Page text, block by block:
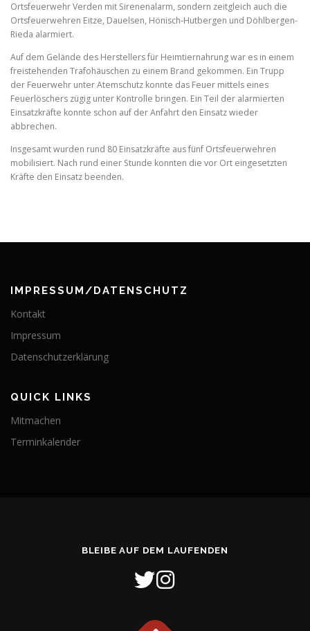
Ortsfeuerwehr Verden mit Sirenenalarm, sondern zeitgleich auch die
Ortsfeuerwehren Eitze, Dauelsen, Hönisch-Hutbergen und Döhlbergen-
Rieda alarmiert.
Auf dem Gelände des Herstellers für Heimtiernahrung war es in einem
freistehenden Trafohäuschen zu einem Brand gekommen. Ein Trupp
der Feuerwehr unter Atemschutz konnte das Feuer mittels eines
Feuerlöschers zügig unter Kontrolle bringen. Ein Teil der alarmierten
Einsatzkräfte konnte schon auf der Anfahrt den Einsatz wieder
abbrechen.
Insgesamt wurden rund 80 Einsatzkräfte aus fünf Ortsfeuerwehren
mobilisiert. Nach rund einer Stunde konnten die vor Ort eingesetzten
Kräfte den Einsatz beenden.
IMPRESSUM/DATENSCHUTZ
Kontakt
Impressum
Datenschutzerklärung
QUICK LINKS
Mitmachen
Terminkalender
BLEIBE AUF DEM LAUFENDEN